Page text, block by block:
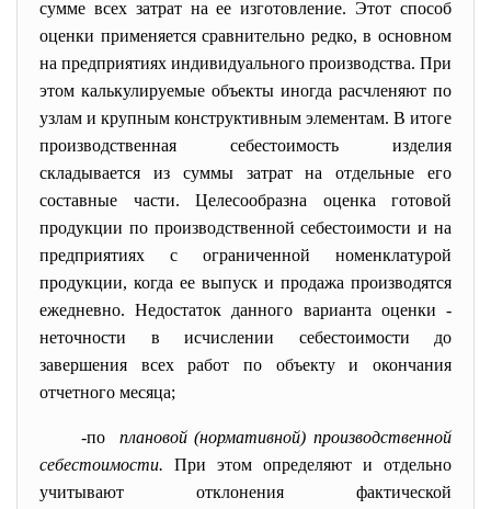
сумме всех затрат на ее изготовление. Этот способ
оценки применяется сравнительно редко, в основном
на предприятиях индивидуального производства. При
этом калькулируемые объекты иногда расчленяют по
узлам и крупным конструктивным элементам. В итоге
производственная себестоимость изделия
складывается из суммы затрат на отдельные его
составные части. Целесообразна оценка готовой
продукции по производственной себестоимости и на
предприятиях с ограниченной номенклатурой
продукции, когда ее выпуск и продажа производятся
ежедневно. Недостаток данного варианта оценки -
неточности в исчислении себестоимости до
завершения всех работ по объекту и окончания
отчетного месяца;
-по
плановой (нормативной) производственной
себестоимости. При этом определяют и отдельно
учитывают отклонения фактической